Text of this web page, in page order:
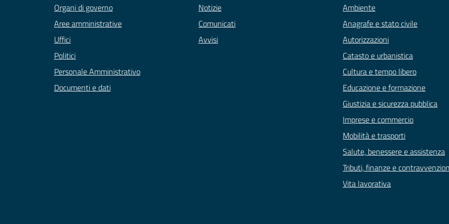
Organi di governo
Aree amministrative
Uffici
Politici
Personale Amministrativo
Documenti e dati
Notizie
Comunicati
Avvisi
Ambiente
Anagrafe e stato civile
Autorizzazioni
Catasto e urbanistica
Cultura e tempo libero
Educazione e formazione
Giustizia e sicurezza pubblica
Imprese e commercio
Mobilità e trasporti
Salute, benessere e assistenza
Tributi, finanze e
Vita lavorativa